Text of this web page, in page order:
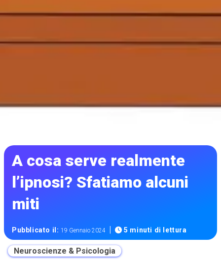
A cosa serve realmente
l’ipnosi? Sfatiamo alcuni
miti
Pubblicato il:19 Gennaio 2024 | 5 minuti di lettura
Neuroscienze & Psicologia